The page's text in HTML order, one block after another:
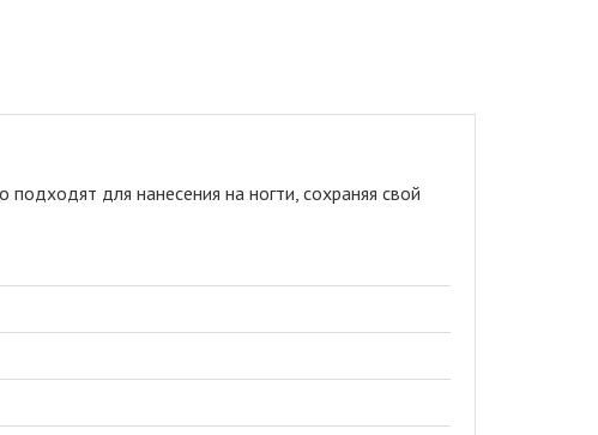
подходят для нанесения на ногти, сохраняя свой